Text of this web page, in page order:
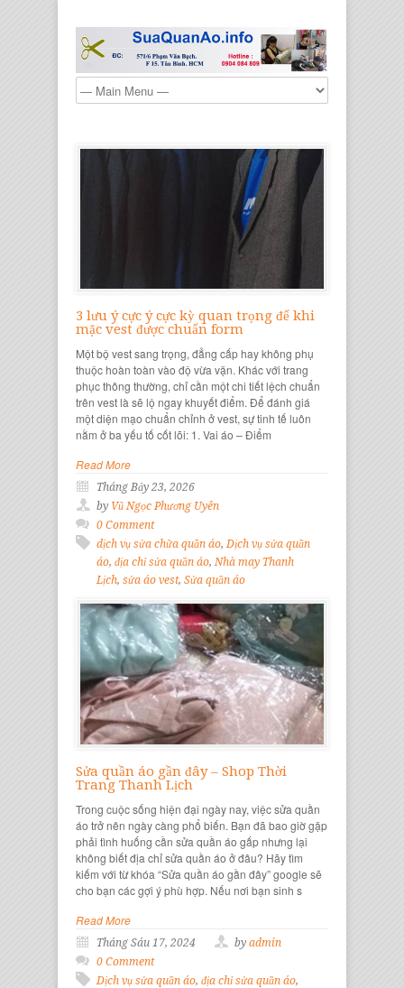
3 lưu ý cực ý cực kỳ quan trọng để khi
mặc vest được chuẩn form
Một bộ vest sang trọng, đẳng cấp hay không phụ
thuộc hoàn toàn vào độ vừa vặn. Khác với trang
phục thông thường, chỉ cần một chi tiết lệch chuẩn
trên vest là sẽ lộ ngay khuyết điểm. Để đánh giá
một diện mạo chuẩn chỉnh ở vest, sự tinh tế luôn
nằm ở ba yếu tố cốt lõi: 1. Vai áo – Điểm
Read More
Tháng Bảy 23, 2026
by Vũ Ngọc Phương Uyên
0 Comment
dịch vụ sửa chữa quần áo,Dịch vụ sửa quần
áo, địa chỉ sửa quần áo,Nhà may Thanh
Lịch, sửa áo vest, Sửa quần áo
Sửa quần áo gần đây – Shop Thời
Trang Thanh Lịch
Trong cuộc sống hiện đại ngày nay, việc sửa quần
áo trở nên ngày càng phổ biến. Bạn đã bao giờ gặp
phải tình huống cần sửa quần áo gấp nhưng lại
không biết địa chỉ sửa quần áo ở đâu? Hãy tìm
kiếm với từ khóa “Sửa quần áo gần đây” google sẽ
cho bạn các gợi ý phù hợp. Nếu nơi bạn sinh s
Read More
Tháng Sáu 17, 2024 by admin
0 Comment
Dịch vụ sửa quần áo, địa chỉ sửa quần áo,